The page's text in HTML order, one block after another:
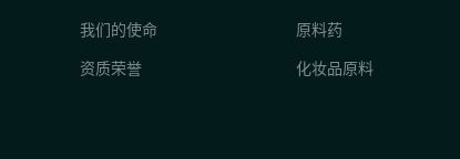
我们的使命
资质荣誉
原料药
化妆品原料